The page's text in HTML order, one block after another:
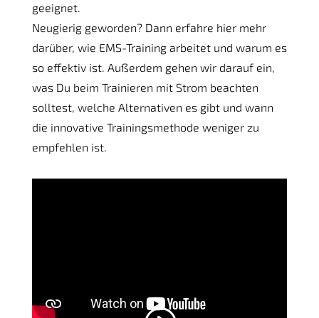
geeignet.
Neugierig geworden? Dann erfahre hier mehr
darüber, wie EMS-Training arbeitet und warum es
so effektiv ist. Außerdem gehen wir darauf ein,
was Du beim Trainieren mit Strom beachten
solltest, welche Alternativen es gibt und wann
die innovative Trainingsmethode weniger zu
empfehlen ist.